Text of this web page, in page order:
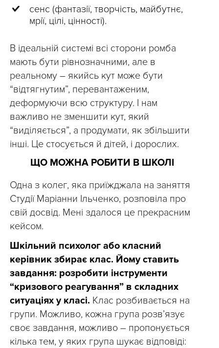
сенс (фантазії, творчість, майбутнє,
мрії, цілі, цінності).
В ідеальній системі всі сторони ромба
мають бути рівнозначними, але в
реальному – якийсь кут може бути
“відтягнутим”, перевантаженим,
деформуючи всю структуру. І нам
важливо не зменшити кут, який
“виділяється”, а продумати, як збільшити
інші. Це стосується й дітей, і дорослих.
ЩО МОЖНА РОБИТИ В ШКОЛІ
Одна з колег, яка приїжджала на заняття
Студії Маріанни Ільченко, розповіла про
свій досвід. Мені здалося це прекрасним
кейсом.
Шкільний психолог або класний
керівник збирає клас. Йому ставить
завдання: розробити інструменти
“кризового реагування” в складних
ситуаціях у класі. Клас розбивається на
групи. Можливо, кожна група розв’язує
своє завдання, можливо – пропонується
кілька тем, у яких група шукає відповіді: